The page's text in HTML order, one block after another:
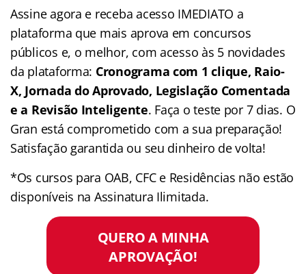
Assine agora e receba acesso IMEDIATO a
plataforma que mais aprova em concursos
públicos e, o melhor, com acesso às 5 novidades
da plataforma: Cronograma com 1 clique, Raio-
X, Jornada do Aprovado, Legislação Comentada
e a Revisão Inteligente. Faça o teste por 7 dias. O
Gran está comprometido com a sua preparação!
Satisfação garantida ou seu dinheiro de volta!
*Os cursos para OAB, CFC e Residências não estão
disponíveis na Assinatura Ilimitada.
QUERO A MINHA
APROVAÇÃO!